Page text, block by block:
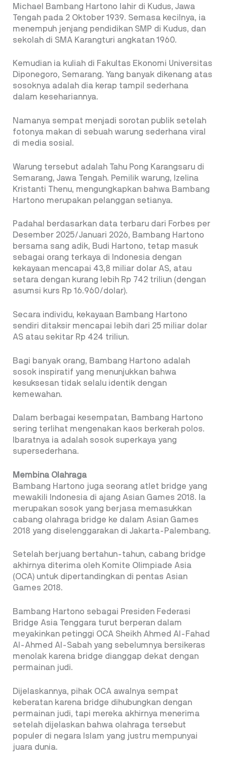
Michael Bambang Hartono lahir di Kudus, Jawa
Tengah pada 2 Oktober 1939. Semasa kecilnya, ia
menempuh jenjang pendidikan SMP di Kudus, dan
sekolah di SMA Karangturi angkatan 1960.
Kemudian ia kuliah di Fakultas Ekonomi Universitas
Diponegoro, Semarang. Yang banyak dikenang atas
sosoknya adalah dia kerap tampil sederhana
dalam kesehariannya.
Namanya sempat menjadi sorotan publik setelah
fotonya makan di sebuah warung sederhana viral
di media sosial.
Warung tersebut adalah Tahu Pong Karangsaru di
Semarang, Jawa Tengah. Pemilik warung, Izelina
Kristanti Thenu, mengungkapkan bahwa Bambang
Hartono merupakan pelanggan setianya.
Padahal berdasarkan data terbaru dari Forbes per
Desember 2025/Januari 2026, Bambang Hartono
bersama sang adik, Budi Hartono, tetap masuk
sebagai orang terkaya di Indonesia dengan
kekayaan mencapai 43,8 miliar dolar AS, atau
setara dengan kurang lebih Rp 742 triliun (dengan
asumsi kurs Rp 16.960/dolar).
Secara individu, kekayaan Bambang Hartono
sendiri ditaksir mencapai lebih dari 25 miliar dolar
AS atau sekitar Rp 424 triliun.
Bagi banyak orang, Bambang Hartono adalah
sosok inspiratif yang menunjukkan bahwa
kesuksesan tidak selalu identik dengan
kemewahan.
Dalam berbagai kesempatan, Bambang Hartono
sering terlihat mengenakan kaos berkerah polos.
Ibaratnya ia adalah sosok superkaya yang
supersederhana.
Membina Olahraga
Bambang Hartono juga seorang atlet bridge yang
mewakili Indonesia di ajang Asian Games 2018. Ia
merupakan sosok yang berjasa memasukkan
cabang olahraga bridge ke dalam Asian Games
2018 yang diselenggarakan di Jakarta-Palembang.
Setelah berjuang bertahun-tahun, cabang bridge
akhirnya diterima oleh Komite Olimpiade Asia
(OCA) untuk dipertandingkan di pentas Asian
Games 2018.
Bambang Hartono sebagai Presiden Federasi
Bridge Asia Tenggara turut berperan dalam
meyakinkan petinggi OCA Sheikh Ahmed Al-Fahad
Al-Ahmed Al-Sabah yang sebelumnya bersikeras
menolak karena bridge dianggap dekat dengan
permainan judi.
Dijelaskannya, pihak OCA awalnya sempat
keberatan karena bridge dihubungkan dengan
permainan judi, tapi mereka akhirnya menerima
setelah dijelaskan bahwa olahraga tersebut
populer di negara Islam yang justru mempunyai
juara dunia.